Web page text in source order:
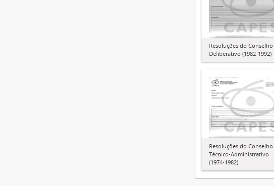
Resoluções do Conselho
Deliberativo (1982-1992)
Resoluções do Conselho
Técnico-Administrativo
(1974-1982)